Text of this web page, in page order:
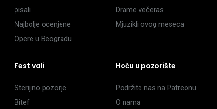
pisali
Najbolje ocenjene
Opere u Beogradu
Drame večeras
Mjuzikli ovog meseca
Festivali
Sterijino pozorje
Bitef
Hoću u pozorište
Podržite nas na Patreonu
O nama